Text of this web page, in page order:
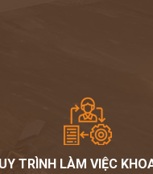
TRÌNH LÀM VIỆC